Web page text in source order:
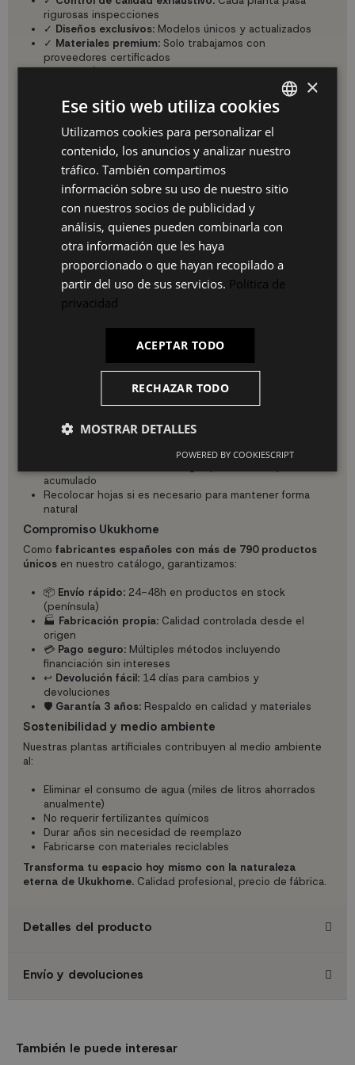
rigurosas inspecciones
✓ Diseños exclusivos: Modelos únicos y actualizados
✓ Materiales premium: Solo trabajamos con
proveedores certificados
✓Garantía de 3 años:Respaldo total en tu compra
Esta versátil planta artificial es perfecta para múltiples
espacios:
En el hogar:
Salones y comedores: Crea un ambiente acogedor y
natural
Dormitorios: Decoración relajante sin alergias
Baños: Resistente a la humedad, perfecta para
ambientes húmedos
Recibidores: Primera impresión impactante
Espacios profesionales:
Oficinas: Mejora el ambiente laboral y reduce el estrés
Hoteles y restaurantes: Decoración elegante
Tiendas y comercios: Escaparates siempre impecables
Cuidado y mantenimiento
Aunque no necesita riego ni luz, te recomendamos:
Limpieza mensual con plumero o paño suave seco
Evitar exposición directa prolongada al sol exterior
acumulado
Recolocar hojas si es necesario para mantener forma
natural
Compromiso Ukukhome
Comofabricantes españoles con más de 790 productos
únicos en nuestro catálogo, garantizamos:
📦 Envío rápido: 24-48h en productos en stock
(península)
🏭 Fabricación propia: Calidad controlada desde el
origen
💳 Pago seguro: Múltiples métodos incluyendo
financiación sin intereses
↩️ Devolución fácil: 14 días para cambios y
devoluciones
🛡️ Garantía 3 años: Respaldo en calidad y materiales
Sostenibilidad y medio ambiente
Nuestras plantas artificiales contribuyen al medio ambiente
al:
Eliminar el consumo de agua (miles de litros ahorrados
anualmente)
No requerir fertilizantes químicos
Durar años sin necesidad de reemplazo
Fabricarse con materiales reciclables
Transforma tu espacio hoy mismo con la naturaleza
eterna de Ukukhome. Calidad profesional, precio de fábrica.
Detalles del producto
Envío y devoluciones
También le puede interesar
SPANISH
ES
PT
×
Ese sitio web utiliza cookies
Utilizamos cookies para personalizar el
contenido, los anuncios y analizar nuestro
tráfico. También compartimos
información sobre su uso de nuestro sitio
con nuestros socios de publicidad y
análisis, quienes pueden combinarla con
otra información que les haya
proporcionado o que hayan recopilado a
partir del uso de sus servicios. Política de
privacidad
ACEPTAR TODO
RECHAZAR TODO
MOSTRAR DETALLES
POWERED BY COOKIESCRIPT